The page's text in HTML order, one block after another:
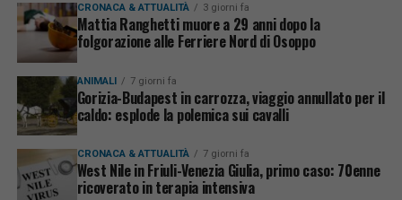
CRONACA & ATTUALITÀ 3 giorni fa
Mattia Ranghetti muore a 29 anni dopo la
folgorazione alle Ferriere Nord di Osoppo
ANIMALI 7 giorni fa
Gorizia-Budapest in carrozza, viaggio annullato per il
caldo: esplode la polemica sui cavalli
CRONACA & ATTUALITÀ 7 giorni fa
West Nile in Friuli-Venezia Giulia, primo caso: 70enne
ricoverato in terapia intensiva